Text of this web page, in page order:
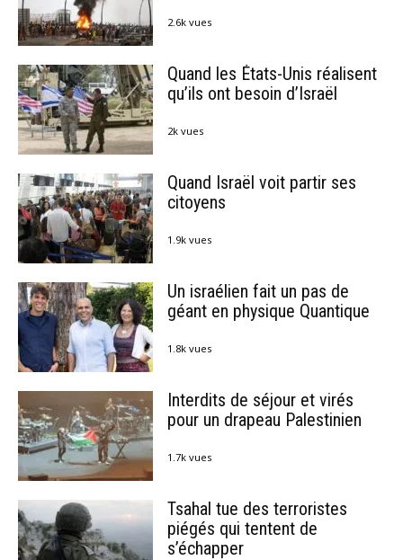
2.6k vues
Quand les États-Unis réalisent
qu’ils ont besoin d’Israël
2k vues
Quand Israël voit partir ses
citoyens
1.9k vues
Un israélien fait un pas de
géant en physique Quantique
1.8k vues
Interdits de séjour et virés
pour un drapeau Palestinien
1.7k vues
Tsahal tue des terroristes
piégés qui tentent de
s’échapper